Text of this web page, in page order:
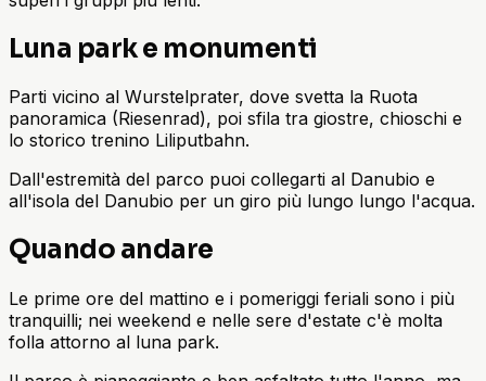
Luna park e monumenti
Parti vicino al Wurstelprater, dove svetta la Ruota
panoramica (Riesenrad), poi sfila tra giostre, chioschi e
lo storico trenino Liliputbahn.
Dall'estremità del parco puoi collegarti al Danubio e
all'isola del Danubio per un giro più lungo lungo l'acqua.
Quando andare
Le prime ore del mattino e i pomeriggi feriali sono i più
tranquilli; nei weekend e nelle sere d'estate c'è molta
folla attorno al luna park.